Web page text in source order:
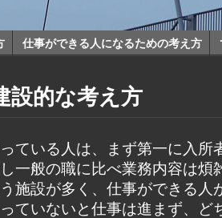
仕事ができる人になるための考え方
設的な考え方
ている人は、まず第一に入所
一般の職に比べ業務内容は煩
施設が多く、仕事ができる人
ていないと仕事は進まず、ど